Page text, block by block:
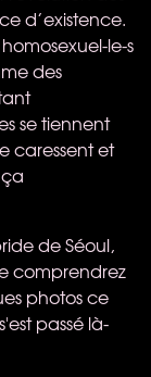
d’existence.
le-s
des
se tiennent
caressent et
de Séoul,
comprendrez
photos ce
passé là-